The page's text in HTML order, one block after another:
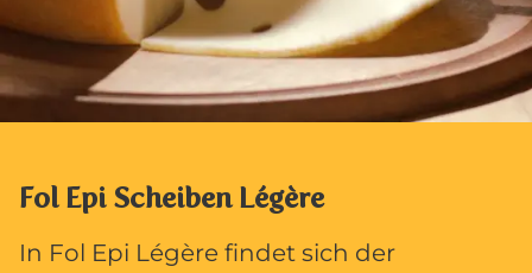
Fol Epi Scheiben Légère
In Fol Epi Légère findet sich der